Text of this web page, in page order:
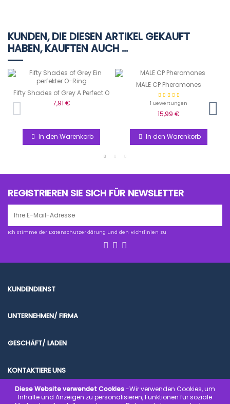
KUNDEN, DIE DIESEN ARTIKEL GEKAUFT
HABEN, KAUFTEN AUCH ...
Fifty Shades of Grey A Perfect O
7,91 €
In den Warenkorb
MALE CP Pheromones
1 Bewertungen
15,99 €
In den Warenkorb
REGISTRIEREN SIE SICH FÜR NEWSLETTER
Ich stimme der Datenschutzerklärung und den Richtlinien zu
KUNDENDIENST
UNTERNEHMEN/ FIRMA
GESCHÄFT/ LADEN
KONTAKTIERE UNS
Diese Website verwendet Cookies-Wir verwenden Cookies, um
Inhalte und Anzeigen zu personalisieren, Funktionen für soziale